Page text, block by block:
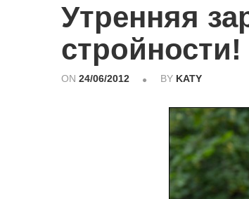
Утренняя
ON 24/06/2012 BY KATY